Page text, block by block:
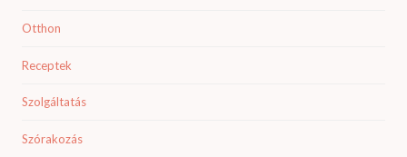
Otthon
Receptek
Szolgáltatás
Szórakozás